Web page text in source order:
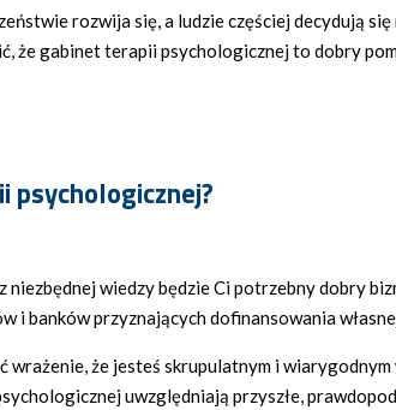
rozwija się, a ludzie częściej decydują
że gabinet terapii psychologicznej to dobry
psychologicznej?
wiedzy będzie Ci potrzebny dobry
banków przyznających dofinansowania
że jesteś skrupulatnym i
uwzględniają przyszłe,